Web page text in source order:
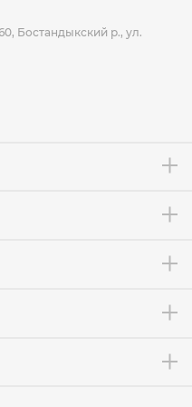
Бостандыкский р., ул.